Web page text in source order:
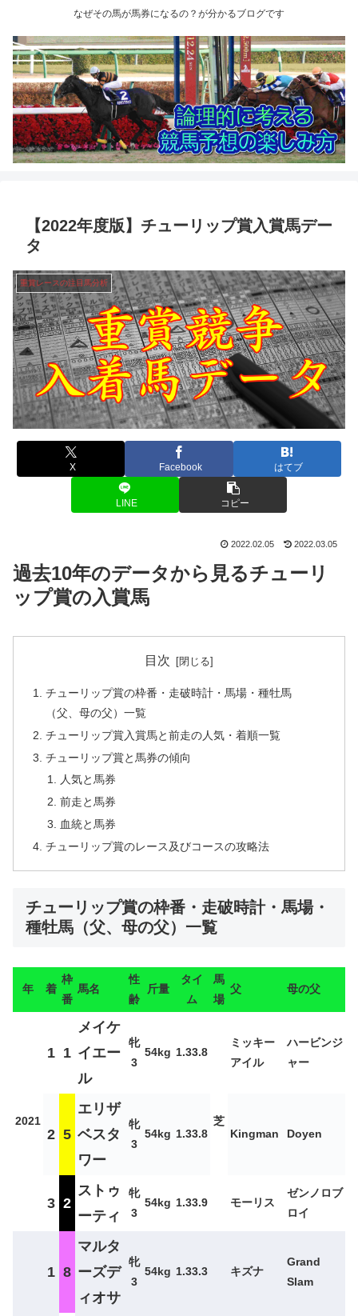
なぜその馬が馬券になるの？が分かるブログです
【2022年度版】チューリップ賞入賞馬デー
タ
重賞レースの注目馬分析
X Facebook はてブ
LINE コピー
2022.02.05 2022.03.05
過去10年のデータから見るチューリ
ップ賞の入賞馬
目次
チューリップ賞の枠番・走破時計・馬場・種牡馬
（父、母の父）一覧
チューリップ賞入賞馬と前走の人気・着順一覧
チューリップ賞と馬券の傾向
人気と馬券
前走と馬券
血統と馬券
チューリップ賞のレース及びコースの攻略法
チューリップ賞の枠番・走破時計・馬場・
種牡馬（父、母の父）一覧
年 着
枠
番
馬名
性
齢
斤量
タイ
ム
馬
場
父 母の父
2021
1 1
メイケ
イエー
ル
牝
3
54kg 1.33.8
芝
ミッキー
アイル
ハービンジ
ャー
2 5
エリザ
ベスタ
ワー
牝
3
54kg 1.33.8 Kingman Doyen
3 2
ストゥ
ーティ
牝
3
54kg 1.33.9 モーリス
ゼンノロブ
ロイ
1 8
マルタ
ーズデ
ィオサ
牝
3
54kg 1.33.3 キズナ
Grand
Slam